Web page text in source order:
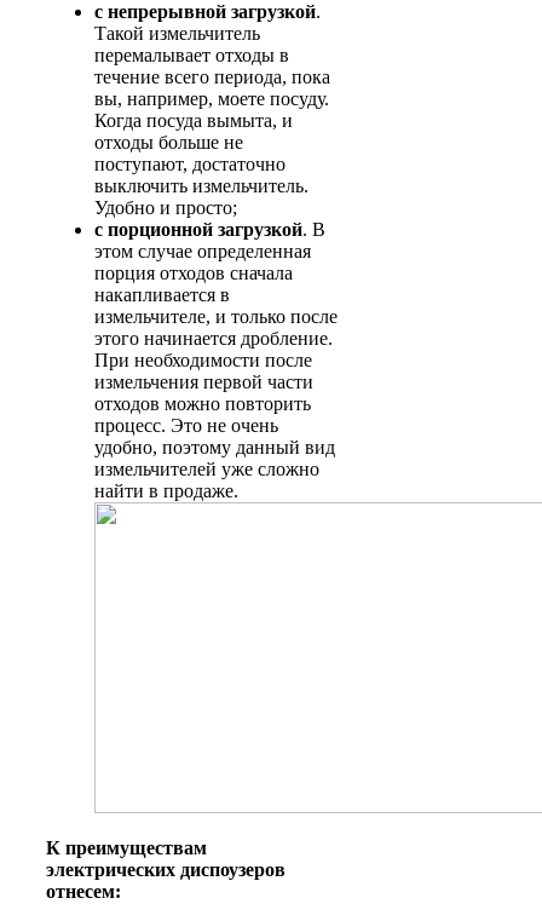
с непрерывной загрузкой.
Такой измельчитель
перемалывает отходы в
течение всего периода, пока
вы, например, моете посуду.
Когда посуда вымыта, и
отходы больше не
поступают, достаточно
выключить измельчитель.
Удобно и просто;
с порционной загрузкой. В
этом случае определенная
порция отходов сначала
накапливается в
измельчителе, и только после
этого начинается дробление.
При необходимости после
измельчения первой части
отходов можно повторить
процесс. Это не очень
удобно, поэтому данный вид
измельчителей уже сложно
найти в продаже.
К преимуществам
электрических диспоузеров
отнесем: